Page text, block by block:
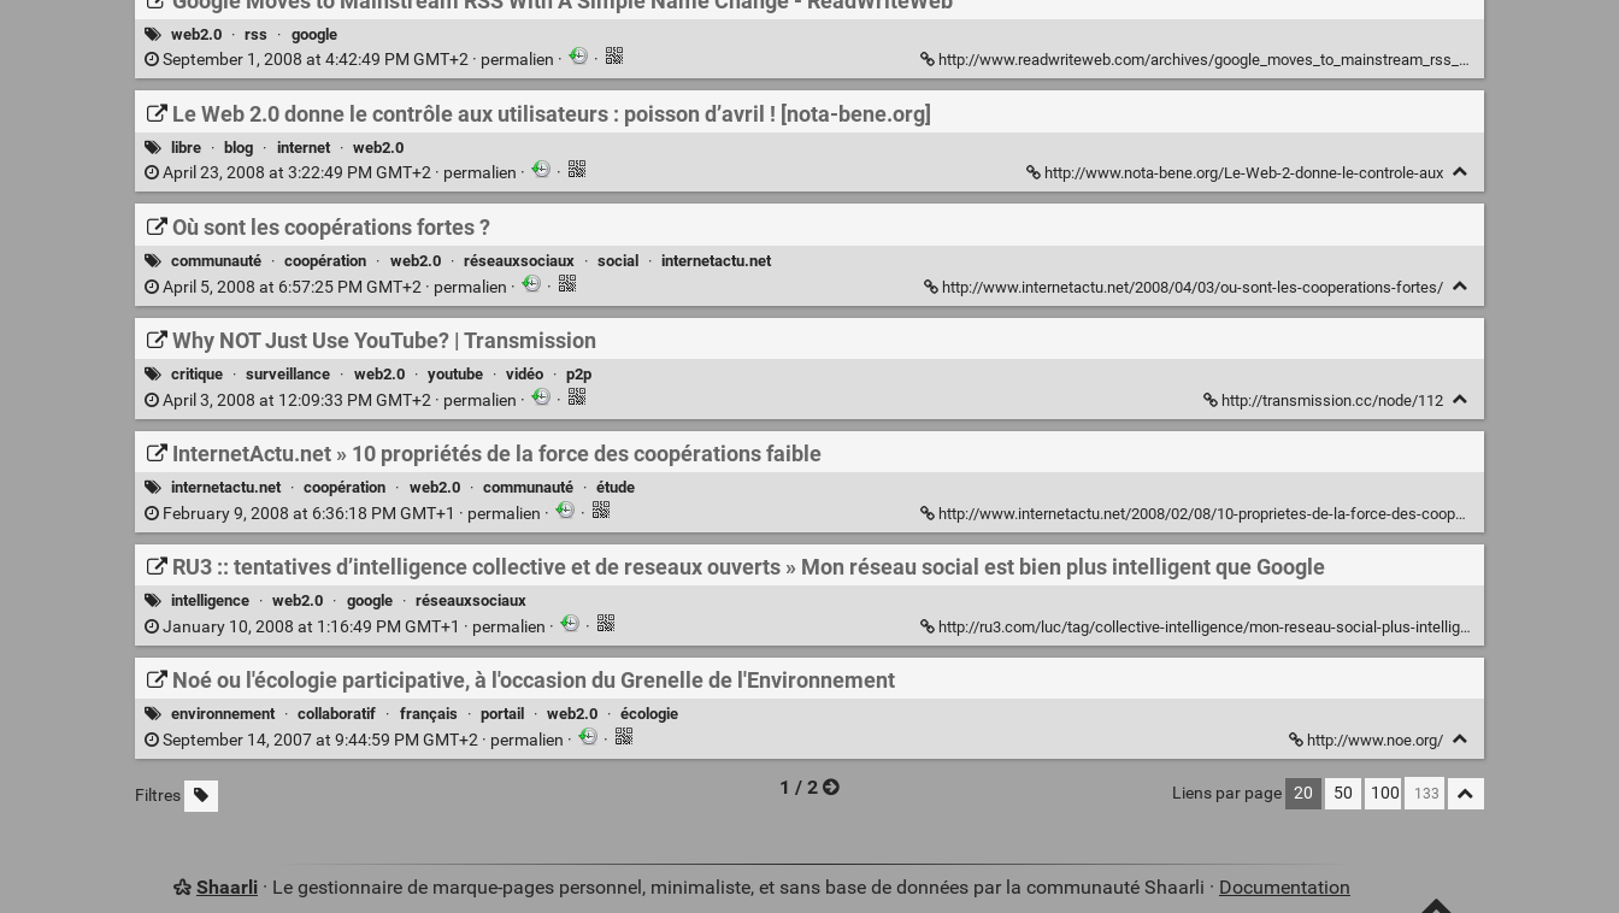
web2.0 · rss · google
September 1, 2008 at 4:42:49 PM GMT+2 · permalien · · http://www.readwriteweb.com/archives/google_moves_to_mainstream_rss_with_a_simple_name_change.php
Le Web 2.0 donne le contrôle aux utilisateurs : poisson d’avril ! [nota-bene.org]
libre · blog · internet · web2.0
April 23, 2008 at 3:22:49 PM GMT+2 · permalien · · http://www.nota-bene.org/Le-Web-2-donne-le-controle-aux
Où sont les coopérations fortes ?
communauté · coopération · web2.0 · réseauxsociaux · social · internetactu.net
April 5, 2008 at 6:57:25 PM GMT+2 · permalien · · http://www.internetactu.net/2008/04/03/ou-sont-les-cooperations-fortes/
Why NOT Just Use YouTube? | Transmission
critique · surveillance · web2.0 · youtube · vidéo · p2p
April 3, 2008 at 12:09:33 PM GMT+2 · permalien · · http://transmission.cc/node/112
InternetActu.net » 10 propriétés de la force des coopérations faible
internetactu.net · coopération · web2.0 · communauté · étude
February 9, 2008 at 6:36:18 PM GMT+1 · permalien · · http://www.internetactu.net/2008/02/08/10-proprietes-de-la-force-des-cooperations-faible/
RU3 :: tentatives d’intelligence collective et de reseaux ouverts » Mon réseau social est bien plus intelligent que Google
intelligence · web2.0 · google · réseauxsociaux
January 10, 2008 at 1:16:49 PM GMT+1 · permalien · · http://ru3.com/luc/tag/collective-intelligence/mon-reseau-social-plus-intelligent-que-google.html
Noé ou l'écologie participative, à l'occasion du Grenelle de l'Environnement
environnement · collaboratif · français · portail · web2.0 · écologie
September 14, 2007 at 9:44:59 PM GMT+2 · permalien · · http://www.noe.org/
Filtres 1 / 2 Liens par page 20 50 100
Shaarli· Le gestionnaire de marque-pages personnel, minimaliste, et sans base de données par la communauté Shaarli · Documentation